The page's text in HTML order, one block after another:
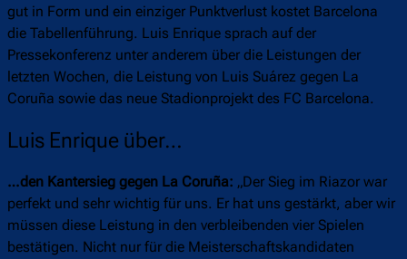
gut in Form und ein einziger Punktverlust kostet Barcelona
die Tabellenführung. Luis Enrique sprach auf der
Pressekonferenz unter anderem über die Leistungen der
letzten Wochen, die Leistung von Luis Suárez gegen La
Coruña sowie das neue Stadionprojekt des FC Barcelona.
Luis Enrique über…
…den Kantersieg gegen La Coruña: „Der Sieg im Riazor war
perfekt und sehr wichtig für uns. Er hat uns gestärkt, aber wir
müssen diese Leistung in den verbleibenden vier Spielen
bestätigen. Nicht nur für die Meisterschaftskandidaten